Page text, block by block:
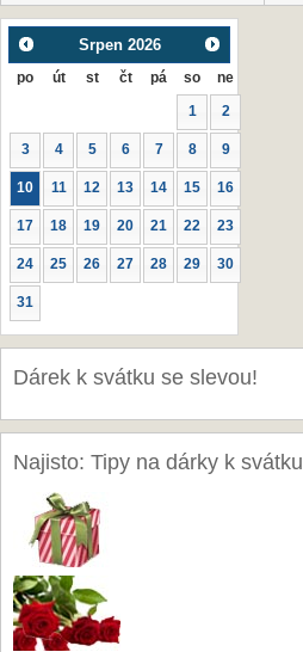
Srpen 2026
po út st čt pá so ne
1 2
3 4 5 6 7 8 9
10 11 12 13 14 15 16
17 18 19 20 21 22 23
24 25 26 27 28 29 30
31
Dárek k svátku se slevou!
Najisto: Tipy na dárky k svátku